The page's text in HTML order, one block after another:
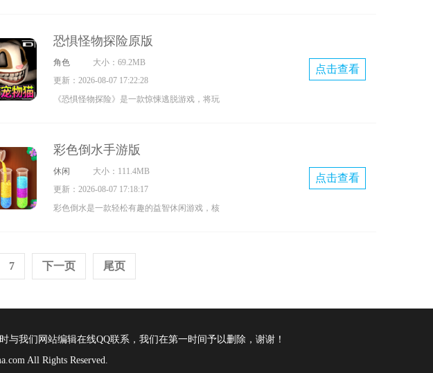
可爱小人形象。
戏以合成为核心玩法，主打休闲轻松的体验，
此外还设有许多创新的地图场景与解谜任务，
玩家可以在其中尽情探索，收集更多物品，或
锁。
恐惧怪物探险原版
角色
大小：69.2MB
更新：2026-08-07 17:22:28
《恐惧怪物探险》是一款惊悚逃脱游戏，将玩
周边环境，收集逃生必备的物品，破解各类谜
题，并躲避重重威胁。在紧张压抑的氛围中，
玩家需凭借勇气与智慧，抓住每一个逃脱的契
点击查看
彩色倒水手游版
休闲
大小：111.4MB
更新：2026-08-07 17:18:17
彩色倒水是一款轻松有趣的益智休闲游戏，核
相同颜色的液体汇聚到一起，完成分类任务就
在玩家需要帮助时给予指导。感兴趣的话不妨
来试试！
点击查看
7 下一页 尾页
我们网站编辑在线QQ联系，我们在第一时间予以删除，谢谢！
All Rights Reserved.